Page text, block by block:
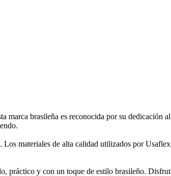
brasileña es reconocida por su dedicación
materiales de alta calidad utilizados por
práctico y con un toque de estilo brasileño.